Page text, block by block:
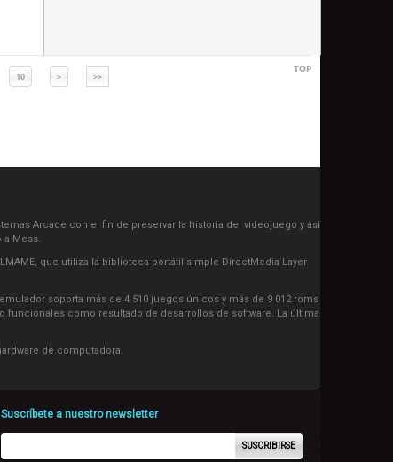
10 > >>
TOP
Arcade con el fin de preservar la historia del videojuego y así
a Mess.
que utiliza la biblioteca portátil simple DirectMedia Layer
soporta más de 4 510 juegos únicos y más de 9 012 roms
como resultado de desarrollos de software. La última
de computadora.
Suscríbete a nuestro newsletter
SUSCRIBIRSE